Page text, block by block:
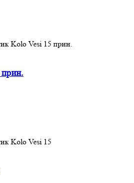
Kolo Vesi 15 прин.
Kolo Vesi 15